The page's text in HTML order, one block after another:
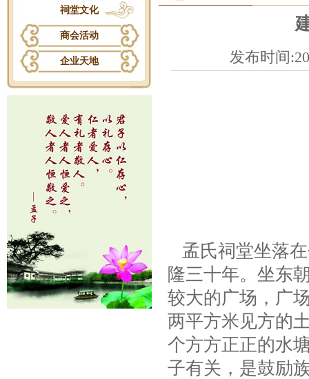
祠堂文化
商会活动
企业天地 发布时间
孟氏祠堂坐落
隆三十年。坐东
较大的广场，广
两平方米见方的
个方方正正的水
子有关，是鼓励